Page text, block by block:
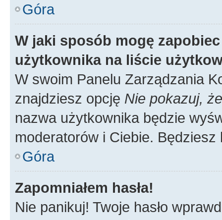
Góra
W jaki sposób mogę
użytkownika na liście
W swoim Panelu Zarządzania
znajdziesz opcję Nie pokazuj,
nazwa użytkownika będzie
moderatorów i Ciebie.
Góra
Zapomniałem hasła!
Nie panikuj! Twoje hasło